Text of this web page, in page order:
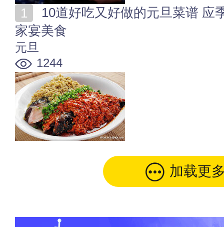
家宴美食
元旦
1244
加载更